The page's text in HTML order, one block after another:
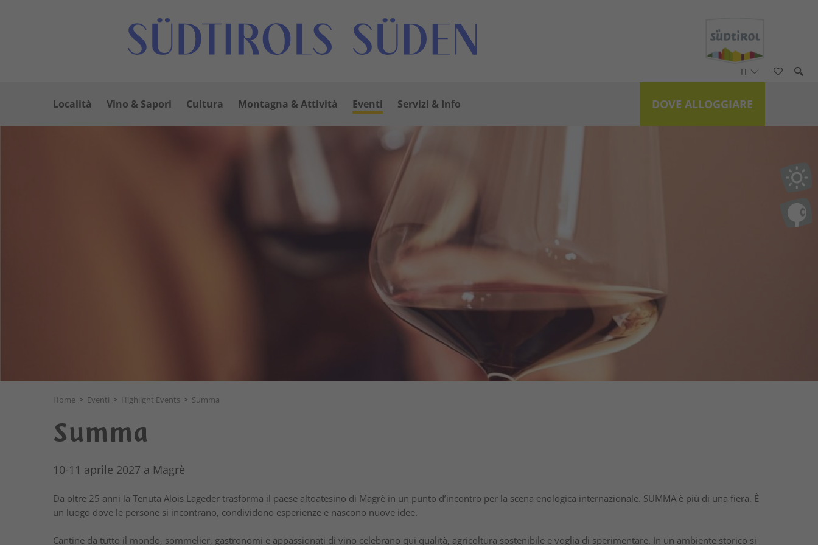
IT
DOVE ALLOGGIARE
Località Vino & Sapori Cultura Montagna & Attività Eventi Servizi & Info
Home > Eventi > Highlight Events > Summa
Summa
10-11 aprile 2027 a Magrè
Da oltre 25 anni la Tenuta Alois Lageder trasforma il paese altoatesino di Magrè in un punto d’incontro per la scena enologica internazionale. SUMMA è più di una fiera. È
un luogo dove le persone si incontrano, condividono esperienze e nascono nuove idee.
Cantine da tutto il mondo, sommelier, gastronomi e appassionati di vino celebrano qui qualità, agricoltura sostenibile e voglia di sperimentare. In un ambiente storico si